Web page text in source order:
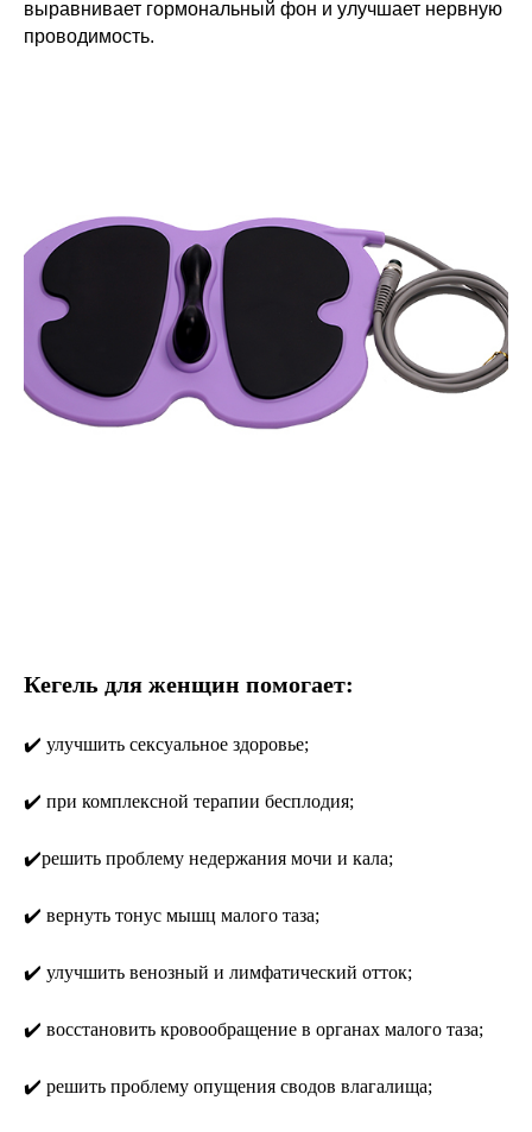
выравнивает гормональный фон и улучшает нервную
проводимость.
Кегель для женщин помогает:
✔️ улучшить сексуальное здоровье;
✔️ при комплексной терапии бесплодия;
✔️решить проблему недержания мочи и кала;
✔️ вернуть тонус мышц малого таза;
✔️ улучшить венозный и лимфатический отток;
✔️ восстановить кровообращение в органах малого таза;
✔️ решить проблему опущения сводов влагалища;